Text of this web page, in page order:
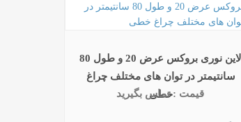
لاین نوری بروکس عرض 20 و طول 80
سانتیمتر در توان های مختلف چراغ
خطی
قیمت : تماس بگیرید